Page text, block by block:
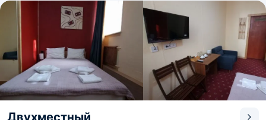
Двухместный